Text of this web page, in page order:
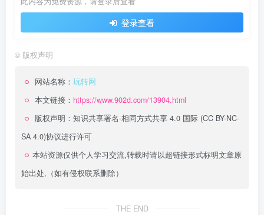
登录查看
© 版权声明
网站名称： 玩转网
本文链接： https://www.902d.com/13904.html
版权声明： 知识共享署名-相同方式共享 4.0 国际 (CC BY-NC-
SA 4.0)协议进行许可
本站资源仅供个人学习交流,转载时请以超链接形式标明文章原
始出处,（如有侵权联系删除）
THE END